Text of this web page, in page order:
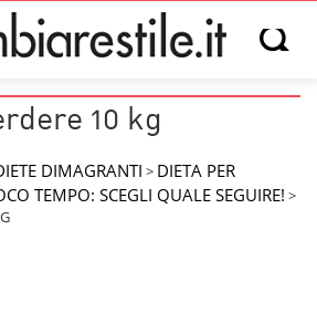
Open
10 kg
DIMAGRANTI > DIETA PER
TEMPO: SCEGLI QUALE SEGUIRE! >